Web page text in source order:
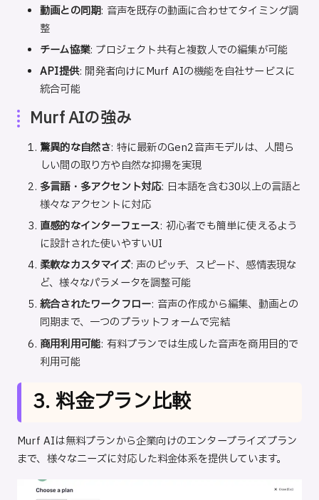
動画との同期: 音声を既存の動画に合わせてタイミング調
整
チーム協業: プロジェクト共有と複数人での編集が可能
API提供: 開発者向けにMurf AIの機能を自社サービスに
統合可能
Murf AIの強み
驚異的な自然さ: 特に最新のGen2音声モデルは、人間ら
しい間の取り方や自然な抑揚を実現
多言語・多アクセント対応: 日本語を含む30以上の言語と
様々なアクセントに対応
直感的なインターフェース: 初心者でも簡単に使えるよう
に設計された使いやすいUI
柔軟なカスタマイズ: 声のピッチ、スピード、感情表現な
ど、様々なパラメータを調整可能
統合されたワークフロー: 音声の作成から編集、動画との
同期まで、一つのプラットフォームで完結
商用利用可能: 有料プランでは生成した音声を商用目的で
利用可能
3. 料金プラン比較
Murf AIは無料プランから企業向けのエンタープライズプラン
まで、様々なニーズに対応した料金体系を提供しています。